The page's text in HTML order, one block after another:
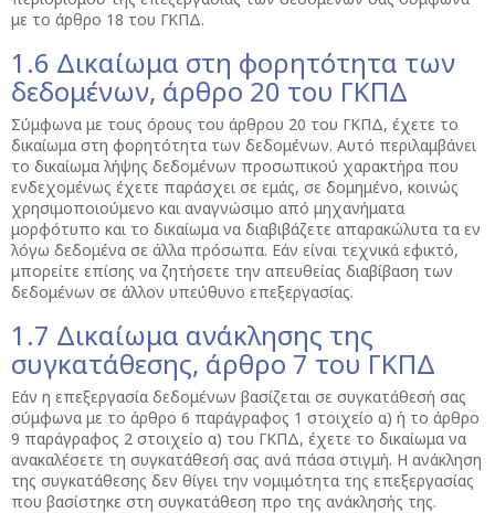
με το άρθρο 18 του ΓΚΠΔ.
1.6 Δικαίωμα στη φορητότητα των
δεδομένων, άρθρο 20 του ΓΚΠΔ
Σύμφωνα με τους όρους του άρθρου 20 του ΓΚΠΔ, έχετε το
δικαίωμα στη φορητότητα των δεδομένων. Αυτό περιλαμβάνει
το δικαίωμα λήψης δεδομένων προσωπικού χαρακτήρα που
ενδεχομένως έχετε παράσχει σε εμάς, σε δομημένο, κοινώς
χρησιμοποιούμενο και αναγνώσιμο από μηχανήματα
μορφότυπο και το δικαίωμα να διαβιβάζετε απαρακώλυτα τα εν
λόγω δεδομένα σε άλλα πρόσωπα. Εάν είναι τεχνικά εφικτό,
μπορείτε επίσης να ζητήσετε την απευθείας διαβίβαση των
δεδομένων σε άλλον υπεύθυνο επεξεργασίας.
1.7 Δικαίωμα ανάκλησης της
συγκατάθεσης, άρθρο 7 του ΓΚΠΔ
Εάν η επεξεργασία δεδομένων βασίζεται σε συγκατάθεσή σας
σύμφωνα με το άρθρο 6 παράγραφος 1 στοιχείο α) ή το άρθρο
9 παράγραφος 2 στοιχείο α) του ΓΚΠΔ, έχετε το δικαίωμα να
ανακαλέσετε τη συγκατάθεσή σας ανά πάσα στιγμή. Η ανάκληση
της συγκατάθεσης δεν θίγει την νομιμότητα της επεξεργασίας
που βασίστηκε στη συγκατάθεση προ της ανάκλησής της.